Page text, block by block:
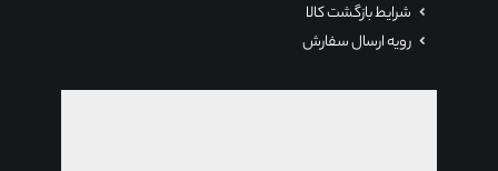
شرایط بازگشت کالا
رویه ارسال سفارش